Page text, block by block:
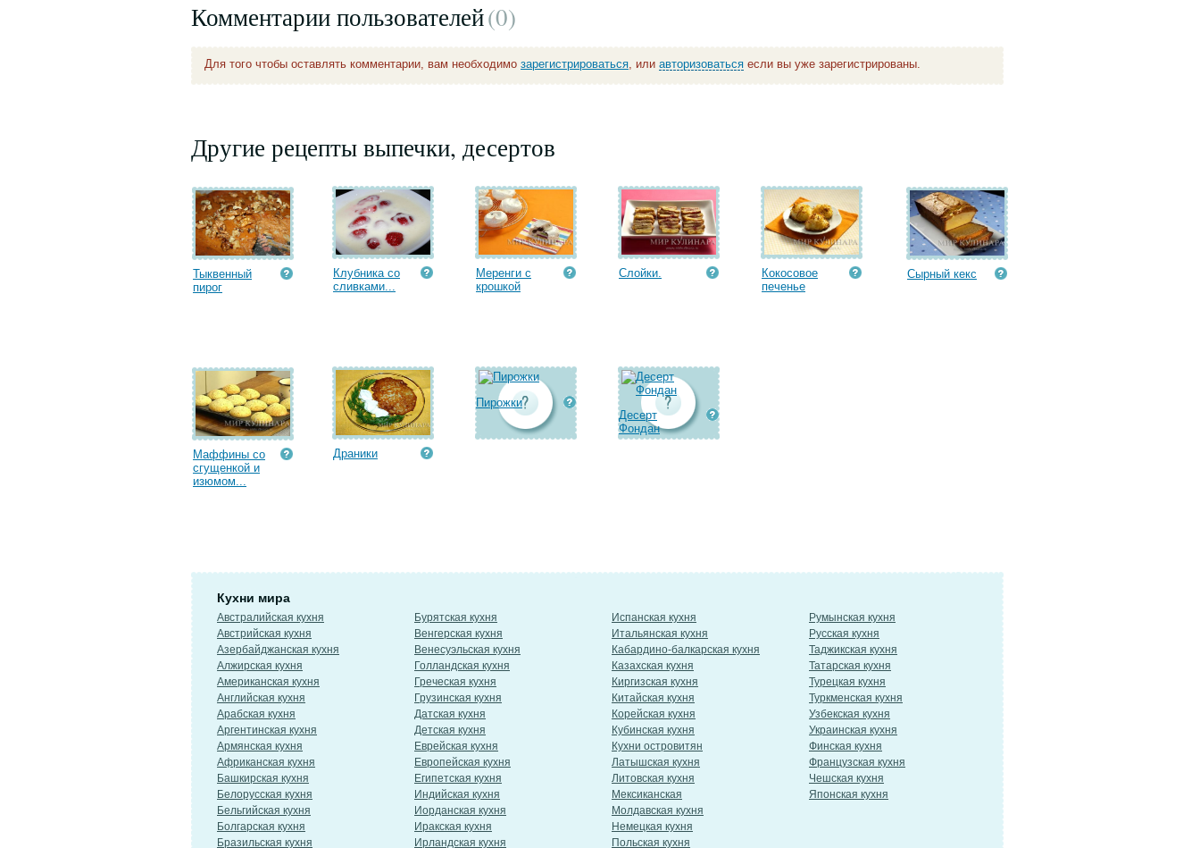
Комментарии пользователей(0)
Для того чтобы оставлять комментарии, вам необходимо зарегистрироваться, или авторизоваться если вы уже зарегистрированы.
Другие рецепты выпечки, десертов
Тыквенный
пирог
Клубника со
сливками...
Меренги с
крошкой
Слойки.
Кокосовое
печенье
Сырный кекс
Маффины со
сгущенкой и
изюмом...
Драники
Пирожки
Десерт
Фондан
Кухни мира
Австралийская кухня
Австрийская кухня
Азербайджанская кухня
Алжирская кухня
Американская кухня
Английская кухня
Арабская кухня
Аргентинская кухня
Армянская кухня
Африканская кухня
Башкирская кухня
Белорусская кухня
Бельгийская кухня
Болгарская кухня
Бразильская кухня
Бурятская кухня
Венгерская кухня
Венесуэльская кухня
Голландская кухня
Греческая кухня
Грузинская кухня
Датская кухня
Детская кухня
Еврейская кухня
Европейская кухня
Египетская кухня
Индийская кухня
Иорданская кухня
Иракская кухня
Ирландская кухня
Испанская кухня
Итальянская кухня
Кабардино-балкарская кухня
Казахская кухня
Киргизская кухня
Китайская кухня
Корейская кухня
Кубинская кухня
Кухни островитян
Латышская кухня
Литовская кухня
Мексиканская
Молдавская кухня
Немецкая кухня
Польская кухня
Румынская кухня
Русская кухня
Таджикская кухня
Татарская кухня
Турецкая кухня
Туркменская кухня
Узбекская кухня
Украинская кухня
Финская кухня
Французская кухня
Чешская кухня
Японская кухня